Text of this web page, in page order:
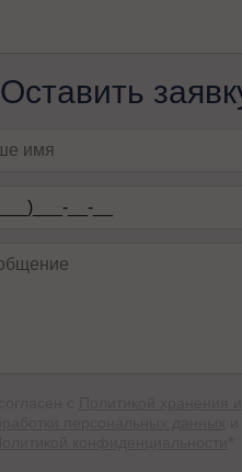
Оставить